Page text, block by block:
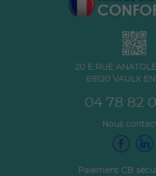
20 E RUE
69120 VAULX
04 78 82
Nous
Paiement CB